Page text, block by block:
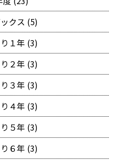
クス (5)
１年 (3)
２年 (3)
３年 (3)
４年 (3)
５年 (3)
６年 (3)